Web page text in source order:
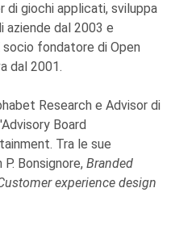
di giochi applicati, sviluppa
aziende dal 2003 e
fondatore di Open
dal 2001.
Research e Advisor di
Board
Tra le sue
Bonsignore, Branded
experience design